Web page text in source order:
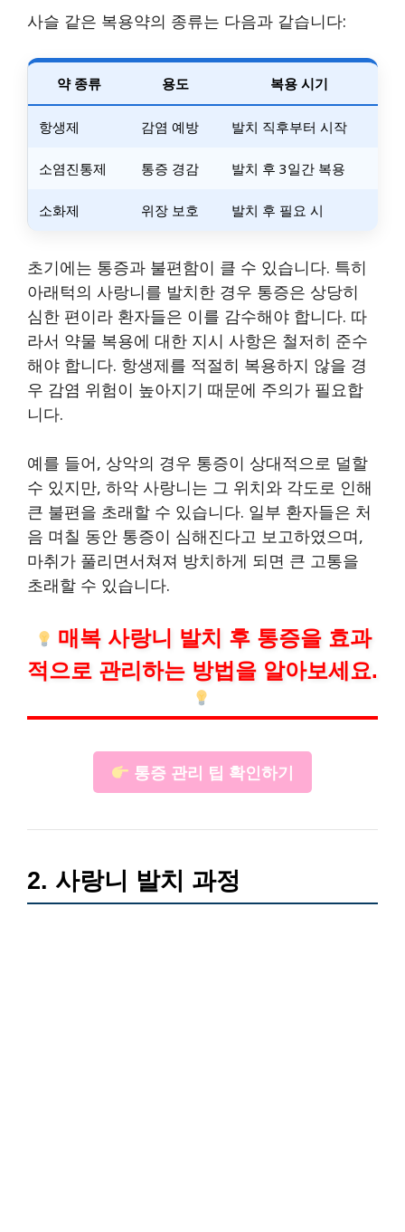
사슬 같은 복용약의 종류는 다음과 같습니다:
약 종류 용도 복용 시기
항생제 감염 예방 발치 직후부터 시작
소염진통제 통증 경감 발치 후 3일간 복용
소화제 위장 보호 발치 후 필요 시
초기에는 통증과 불편함이 클 수 있습니다. 특히
아래턱의 사랑니를 발치한 경우 통증은 상당히
심한 편이라 환자들은 이를 감수해야 합니다. 따
라서 약물 복용에 대한 지시 사항은 철저히 준수
해야 합니다. 항생제를 적절히 복용하지 않을 경
우 감염 위험이 높아지기 때문에 주의가 필요합
니다.
예를 들어, 상악의 경우 통증이 상대적으로 덜할
수 있지만, 하악 사랑니는 그 위치와 각도로 인해
큰 불편을 초래할 수 있습니다. 일부 환자들은 처
음 며칠 동안 통증이 심해진다고 보고하였으며,
마취가 풀리면서쳐져 방치하게 되면 큰 고통을
초래할 수 있습니다.
매복 사랑니 발치 후 통증을 효과
적으로 관리하는 방법을 알아보세요.
통증 관리 팁 확인하기
2. 사랑니 발치 과정